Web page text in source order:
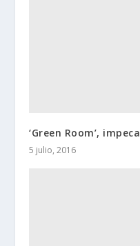
‘Green Room’,
5 julio, 2016